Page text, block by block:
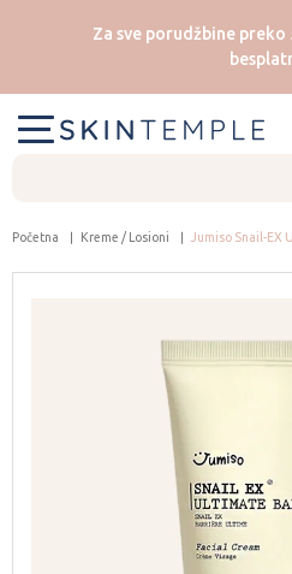
Za sve porudžbine preko
Početna Kreme / Losioni Jumiso Snail-EX